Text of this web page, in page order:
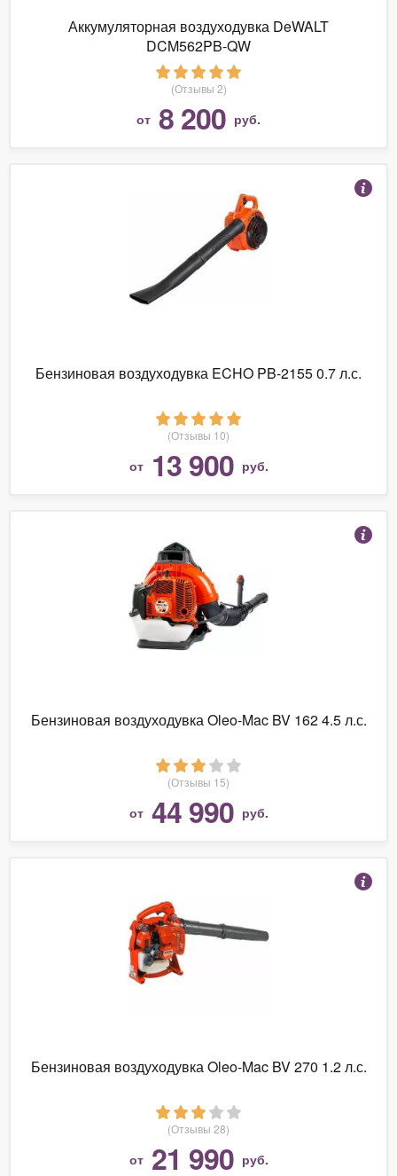
Аккумуляторная воздуходувка DeWALT
DCM562PB-QW
(Отзывы 2)
от 8 200 руб.
Бензиновая воздуходувка ECHO PB-2155 0.7 л.с.
(Отзывы 10)
от 13 900 руб.
Бензиновая воздуходувка Oleo-Mac BV 162 4.5 л.с.
(Отзывы 15)
от 44 990 руб.
Бензиновая воздуходувка Oleo-Mac BV 270 1.2 л.с.
(Отзывы 28)
от 21 990 руб.